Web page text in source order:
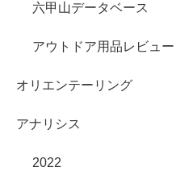
六甲山データベース
アウトドア用品レビュー
オリエンテーリング
アナリシス
2022